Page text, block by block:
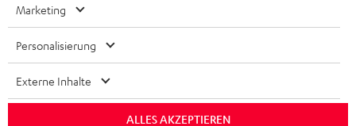
FANSHOP
NEUHEITEN
NACHHALTIGKEIT
UNSERE WERTE
BILDUNGSRABATT
ITALIEN
Technische Änderungen, Tippfehler und Irrtum vorbehalten. Das auf unseren
Fotos abgebildete Zubehör ist nicht im Lieferumfang enthalten. Etwaige
Entsorgungsgebühren für Batterien sind im Preis inbegriffen.
Marketing
Personalisierung
Externe Inhalte
ALLES AKZEPTIEREN